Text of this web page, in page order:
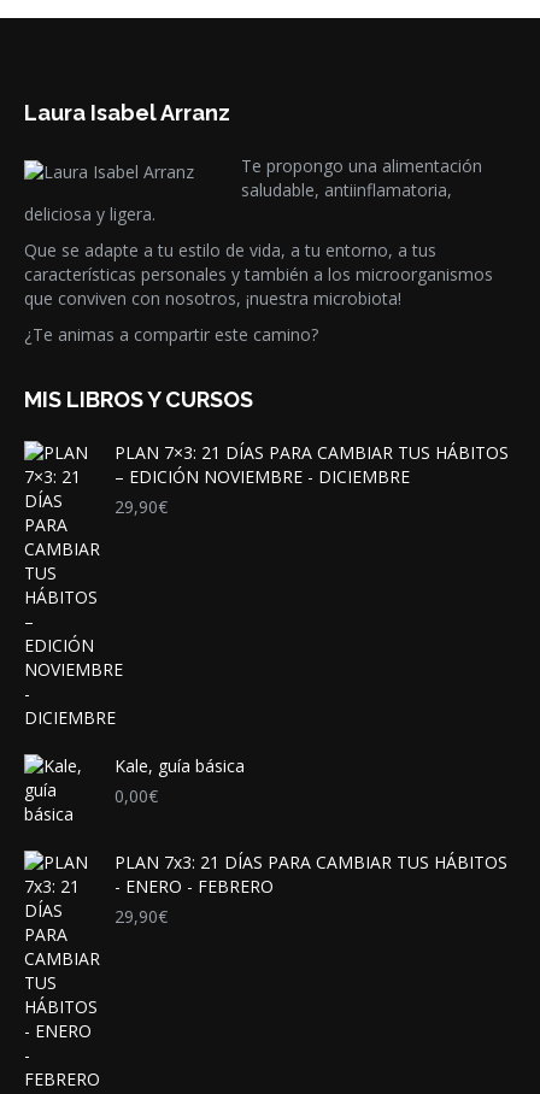
Laura Isabel Arranz
Te propongo una alimentación
saludable, antiinflamatoria,
deliciosa y ligera.
Que se adapte a tu estilo de vida, a tu entorno, a tus
características personales y también a los microorganismos
que conviven con nosotros, ¡nuestra microbiota!
¿Te animas a compartir este camino?
MIS LIBROS Y CURSOS
PLAN 7×3: 21 DÍAS PARA CAMBIAR TUS HÁBITOS
– EDICIÓN NOVIEMBRE - DICIEMBRE
29,90€
Kale, guía básica
0,00€
PLAN 7x3: 21 DÍAS PARA CAMBIAR TUS HÁBITOS
- ENERO - FEBRERO
29,90€